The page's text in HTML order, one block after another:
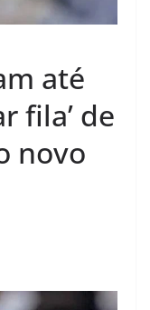
até
fila’ de
novo